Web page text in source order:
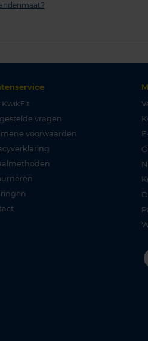
KwikFit
vragen
voorwaarden